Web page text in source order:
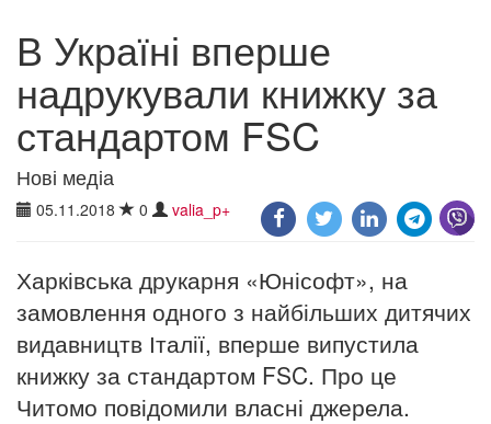
В Україні вперше
надрукували книжку за
стандартом FSC
Нові медіа
05.11.2018 0 valia_p+
Харківська друкарня «Юнісофт», на
замовлення одного з найбільших дитячих
видавництв Італії, вперше випустила
книжку за стандартом FSC. Про це
Читомо повідомили власні джерела.